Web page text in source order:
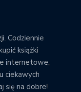
Codziennie
książki
internetowe,
ciekawych
się na dobre!